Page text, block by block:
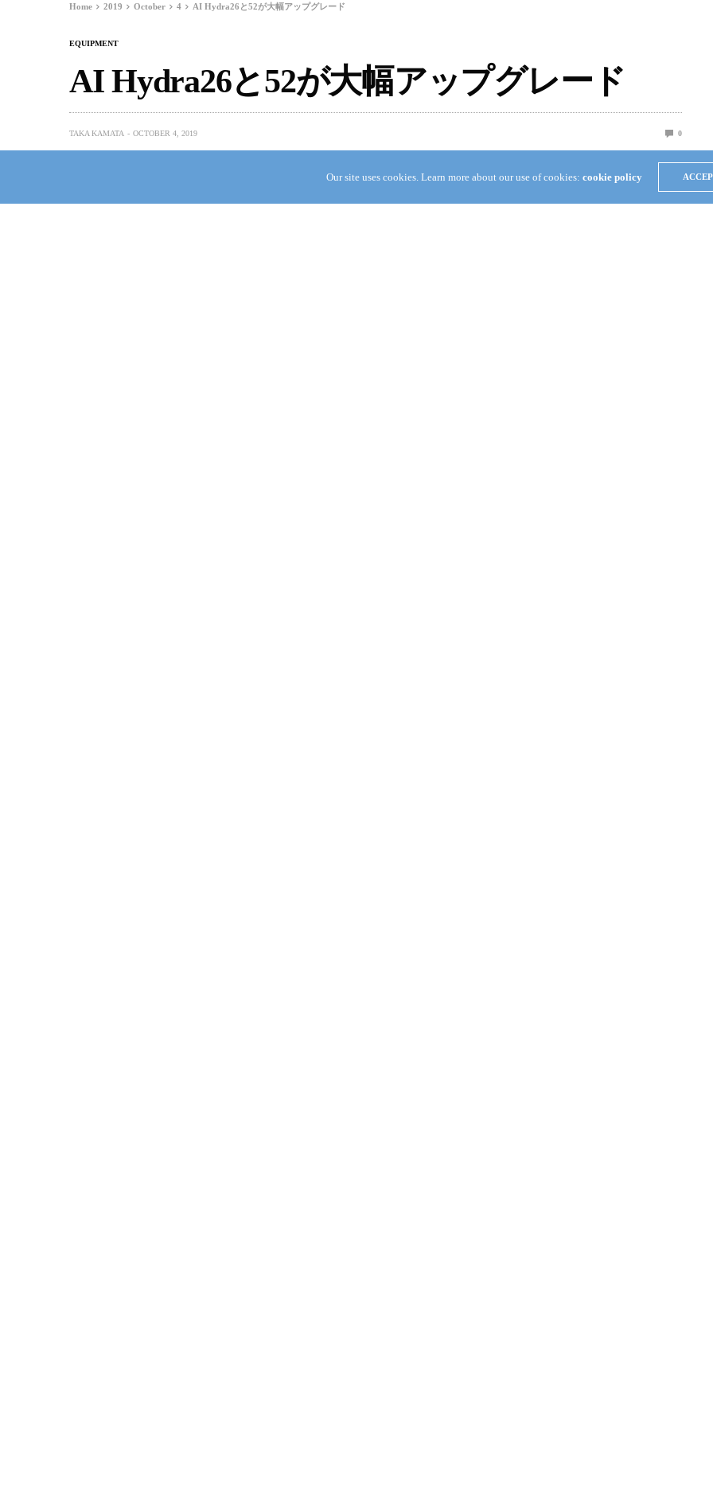
Home 2019 October 4 AI Hydra26と52が大幅アップグレード
EQUIPMENT
AI Hydra26と52が大幅アップグレード
TAKA KAMATA OCTOBER 4, 2019 0
Our site uses cookies. Learn more about our use of cookies:cookie policy